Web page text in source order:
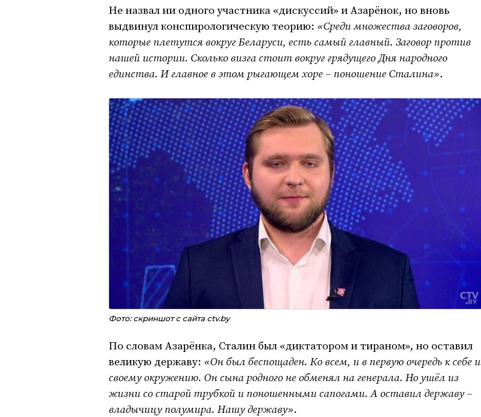
Не назвал ни одного участника «дискуссий» и Азарёнок, но вновь
выдвинул конспирологическую теорию: «Среди множества заговоров,
которые плетутся вокруг Беларуси, есть самый главный. Заговор против
нашей истории. Сколько визга стоит вокруг грядущего Дня народного
единства. И главное в этом рыгающем хоре – поношение Сталина».
Фото: скриншот с сайта ctv.by
По словам Азарёнка, Сталин был «диктатором и тираном», но оставил
великую державу: «Он был беспощаден. Ко всем, и в первую очередь к себе и
своему окружению. Он сына родного не обменял на генерала. Но ушёл из
жизни со старой трубкой и поношенными сапогами. А оставил державу –
владычицу полумира. Нашу державу».